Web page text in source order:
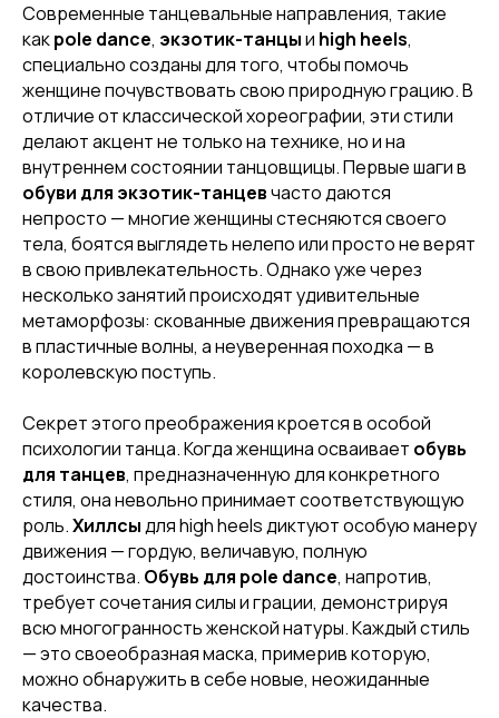
Современные танцевальные направления, такие
какpole dance, экзотик-танцыи high heels,
специально созданы для того, чтобы помочь
женщине почувствовать свою природную грацию. В
отличие от классической хореографии, эти стили
делают акцент не только на технике, но и на
внутреннем состоянии танцовщицы. Первые шаги в
обуви для экзотик-танцевчасто даются
непросто — многие женщины стесняются своего
тела, боятся выглядеть нелепо или просто не верят
в свою привлекательность. Однако уже через
несколько занятий происходят удивительные
метаморфозы: скованные движения превращаются
в пластичные волны, а неуверенная походка — в
королевскую поступь.
Секрет этого преображения кроется в особой
психологии танца. Когда женщина осваивает обувь
для танцев, предназначенную для конкретного
стиля, она невольно принимает соответствующую
роль.Хиллсыдля high heels диктуют особую манеру
движения — гордую, величавую, полную
достоинства. Обувь для pole dance, напротив,
требует сочетания силы и грации, демонстрируя
всю многогранность женской натуры. Каждый стиль
— это своеобразная маска, примерив которую,
можно обнаружить в себе новые, неожиданные
качества.